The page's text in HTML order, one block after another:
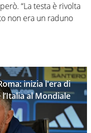
“La testa è rivolta
non era un raduno
inizia l'era di
al Mondiale